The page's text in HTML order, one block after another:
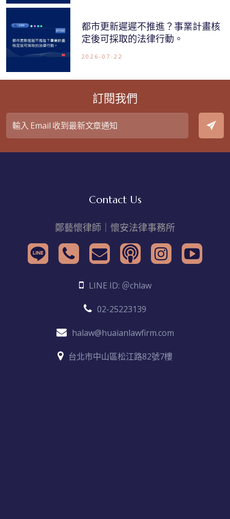
都市更新遲遲不推進？事業計畫核
定後可採取的法律行動。
2026-07-22
訂閱我們
Contact Us
鄭藝懷律師｜懷安法律事務所
LINE ID: ＠chlaw
02-25223139
halaw@huaianlawfirm.com
台北市中山區松江路82號7樓